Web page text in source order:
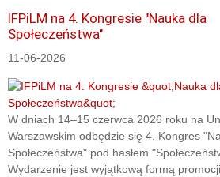
IFPiLM na 4. Kongresie "Nauka dla
Społeczeństwa"
11-06-2026
W dniach 14–15 czerwca 2026 roku na
Warszawskim odbędzie się 4. Kongres
Społeczeństwa" pod hasłem
Wydarzenie jest wyjątkową formą